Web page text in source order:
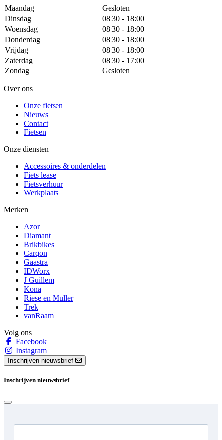
Maandag
Gesloten
Dinsdag
08:30 - 18:00
Woensdag
08:30 - 18:00
Donderdag
08:30 - 18:00
Vrijdag
08:30 - 18:00
Zaterdag
08:30 - 17:00
Zondag
Gesloten
Over ons
Onze fietsen
Nieuws
Contact
Fietsen
Onze diensten
Accessoires & onderdelen
Fiets lease
Fietsverhuur
Werkplaats
Merken
Azor
Diamant
Brikbikes
Carqon
Gaastra
IDWorx
J Guillem
Kona
Riese en Muller
Trek
vanRaam
Volg ons
Facebook
Instagram
Inschrijven nieuwsbrief
Inschrijven nieuwsbrief